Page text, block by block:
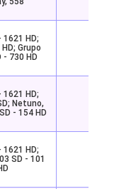
1621 HD;
Grupo
- 730 HD
1621 HD;
Netuno,
- 154 HD
1621 HD;
SD - 101